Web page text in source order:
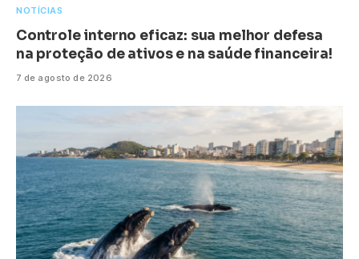
NOTÍCIAS
Controle interno eficaz: sua melhor defesa
na proteção de ativos e na saúde financeira!
7 de agosto de 2026